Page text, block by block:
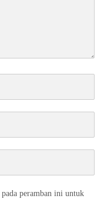
peramban ini untuk